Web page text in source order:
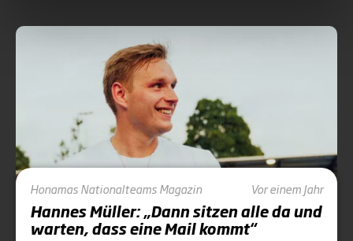
HonamasNationalteamsMagazin Vor einem Jahr
Hannes Müller: „Dann sitzen alle da und
warten, dass eine Mail kommt“